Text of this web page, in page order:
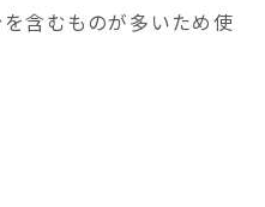
含むものが多いため使